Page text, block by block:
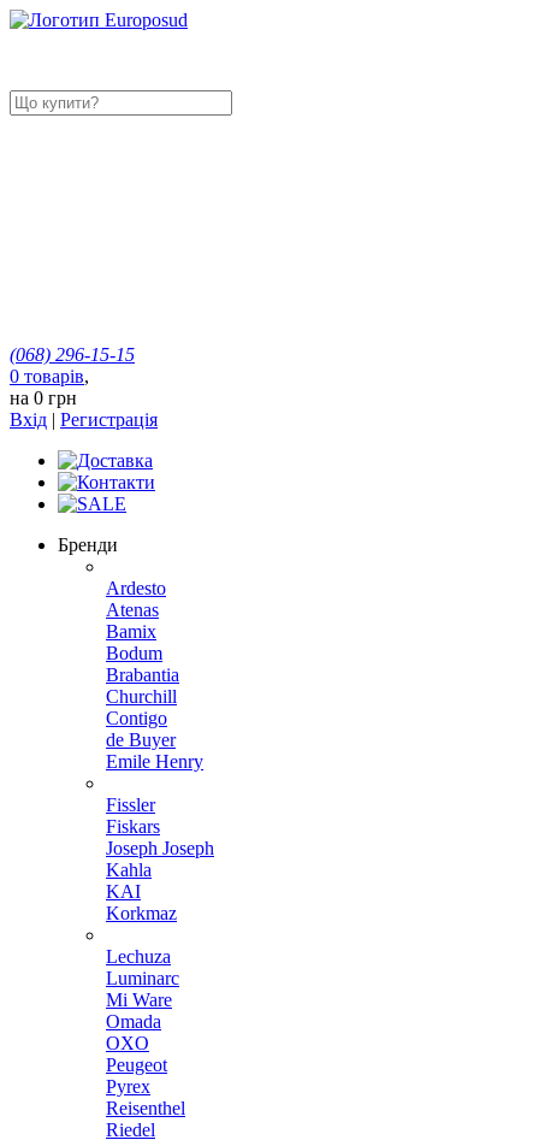
(068) 296-15-15
0 товарів,
на 0 грн
Вхід | Регистрація
Бренди
Ardesto
Atenas
Bamix
Bodum
Brabantia
Churchill
Contigo
de Buyer
Emile Henry
Fissler
Fiskars
Joseph Joseph
Kahla
KAI
Korkmaz
Lechuza
Luminarc
Mi Ware
Omada
OXO
Peugeot
Pyrex
Reisenthel
Riedel